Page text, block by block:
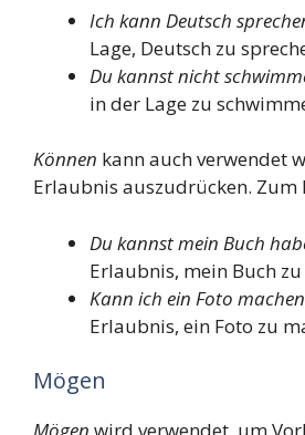
Ich kann Deutsch
Lage, Deutsch zu
Du kannst nicht
in der Lage zu
Können kann auch verwendet
Erlaubnis auszudrücken. Zum
Du kannst mein Buch
Erlaubnis, mein Buch
Kann ich ein Foto
Erlaubnis, ein Foto zu
Mögen